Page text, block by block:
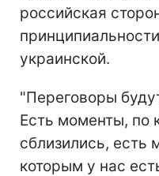
российская
украинской.
"Переговоры
Есть моменты, по
сблизились, есть
которым у нас